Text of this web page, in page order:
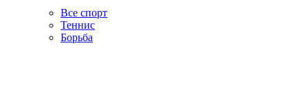
Все спорт
Теннис
Борьба